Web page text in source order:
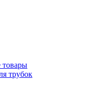
товары
трубок